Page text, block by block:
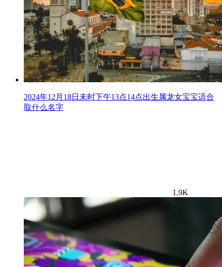
2024年12月18日未时下午13点14点出生属龙女宝宝适合
取什么名字
1.9K